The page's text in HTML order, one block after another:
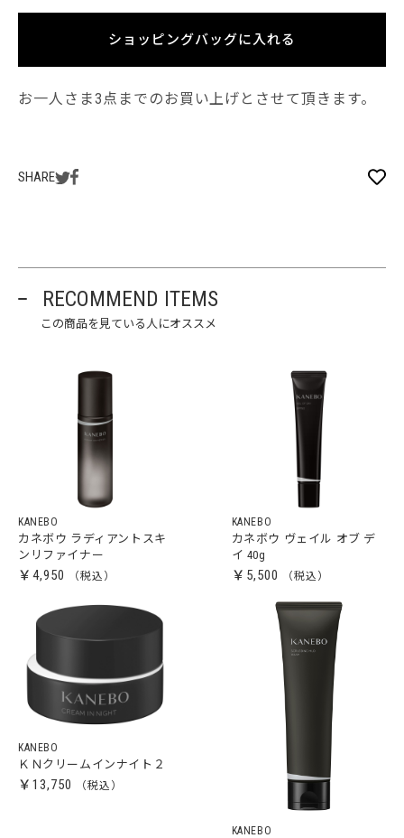
ショッピングバッグに入れる
お一人さま3点までのお買い上げとさせて頂きます。
SHARE
RECOMMEND ITEMS
この商品を見ている人にオススメ
KANEBO
カネボウ ラディアントスキ
ンリファイナー
￥4,950
KANEBO
カネボウ ヴェイル オブ デ
イ 40g
￥5,500
KANEBO
ＫＮクリームインナイト２
￥13,750
KANEBO